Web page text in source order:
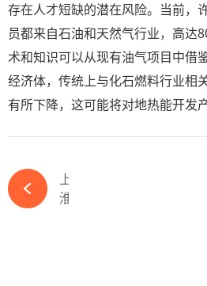
存在人才短缺的潜在风险。当前，
员都来自石油和天然气行业，高达
术和知识可以从现有油气项目中借
经济体，传统上与化石燃料行业相
有所下降，这可能将对地热能开发